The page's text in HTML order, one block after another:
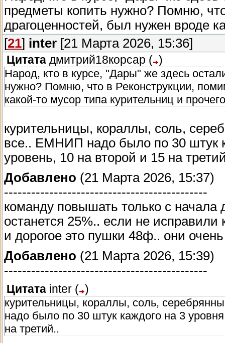
предметы копить нужно? Помню,
драгоценностей, был нужен вроде
[21] inter [21 Марта 2026, 15:36]
Цитата дмитрий18корсар ( )
Народ, кто в курсе, "Дары" же здесь
нужно? Помню, что в Реконструкции,
какой-то мусор типа курительниц и
курительницы, кораллы, соль,
все.. ЕМНИП надо было по 30 штук
уровень, 10 на второй и 15 на
Добавлено (21 Марта 2026, 15:37)
---------------------------------------------
команду повышать только с начала
останется 25%.. если не исправили
и дорогое это пушки 48ф.. они очень
Добавлено (21 Марта 2026, 15:39)
---------------------------------------------
Цитата inter ( )
курительницы, кораллы, соль,
надо было по 30 штук каждого на 3
на третий..